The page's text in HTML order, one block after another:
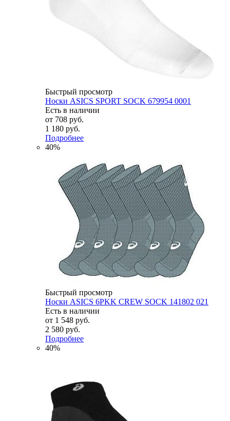
Быстрый просмотр
Носки ASICS SPORT SOCK 679954 0001
Есть в наличии
от 708 руб.
1 180 руб.
Подробнее
40%
Быстрый просмотр
Носки ASICS 6PKK CREW SOCK 141802 021
Есть в наличии
от 1 548 руб.
2 580 руб.
Подробнее
40%